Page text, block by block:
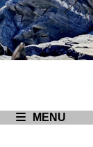
Passer
MENU